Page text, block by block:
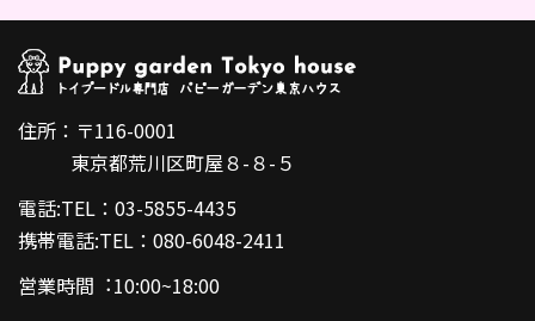
住所：〒116-0001
東京都荒川区町屋８-８-５
電話:TEL：03-5855-4435
携帯電話:TEL：080-6048-2411
営業時間︓10:00~18:00